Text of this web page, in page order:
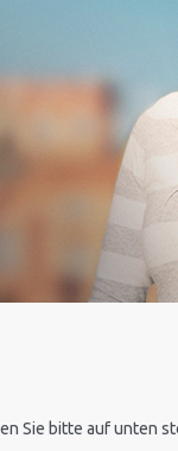
Sie bitte auf unten